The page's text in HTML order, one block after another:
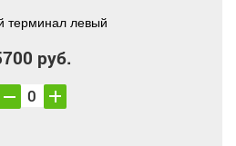
терминал левый
руб.